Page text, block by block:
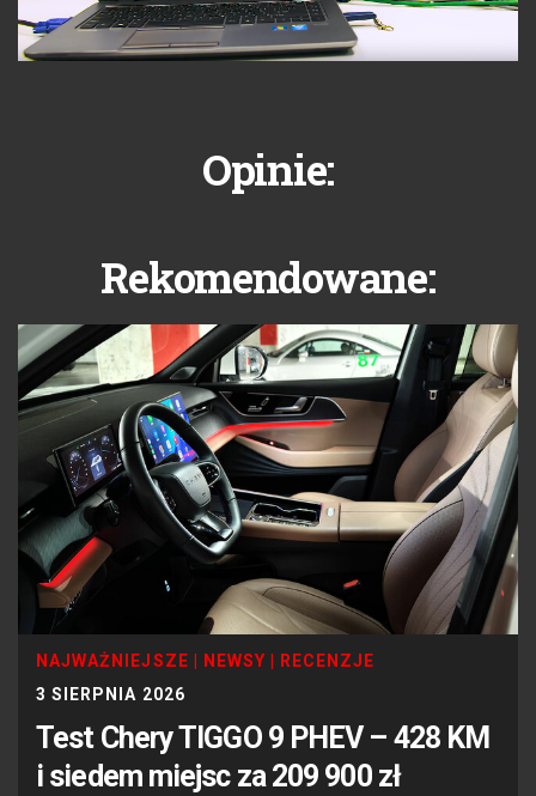
Opinie:
Rekomendowane:
NAJWAŻNIEJSZE NEWSY
RECENZJE
3 SIERPNIA 2026
Test Chery TIGGO 9 PHEV – 428 KM
i siedem miejsc za 209 900 zł